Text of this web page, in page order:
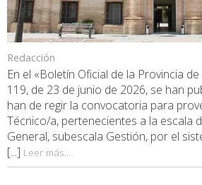
Redacción
En el «Boletín Oficial de la Provincia
119, de 23 de junio de 2026, se han
han de regir la convocatoria para
Técnico/a, pertenecientes a la escala
General, subescala Gestión, por el
[...] Leer más...